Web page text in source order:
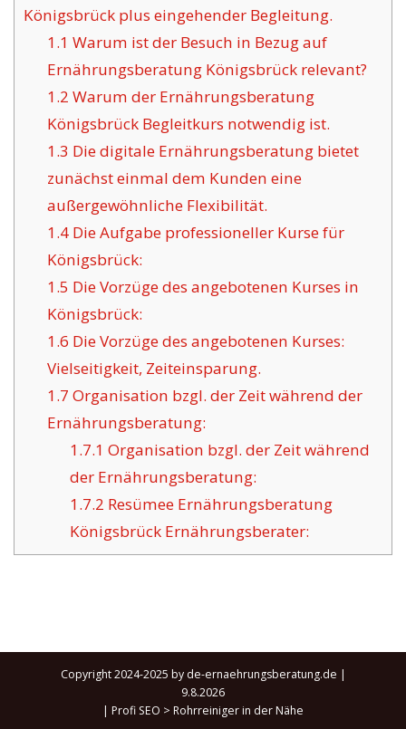
Königsbrück plus eingehender Begleitung.
1.1 Warum ist der Besuch in Bezug auf
Ernährungsberatung Königsbrück relevant?
1.2 Warum der Ernährungsberatung
Königsbrück Begleitkurs notwendig ist.
1.3 Die digitale Ernährungsberatung bietet
zunächst einmal dem Kunden eine
außergewöhnliche Flexibilität.
1.4Die Aufgabe professioneller Kurse für
Königsbrück:
1.5 Die Vorzüge des angebotenen Kurses in
Königsbrück:
1.6 Die Vorzüge des angebotenen Kurses:
Vielseitigkeit, Zeiteinsparung.
1.7 Organisation bzgl. der Zeit während der
Ernährungsberatung:
1.7.1 Organisation bzgl. der Zeit während
der Ernährungsberatung:
1.7.2 Resümee Ernährungsberatung
Königsbrück Ernährungsberater:
Copyright 2024-2025 by de-ernaehrungsberatung.de |
9.8.2026
| Profi SEO > Rohrreiniger in der Nähe